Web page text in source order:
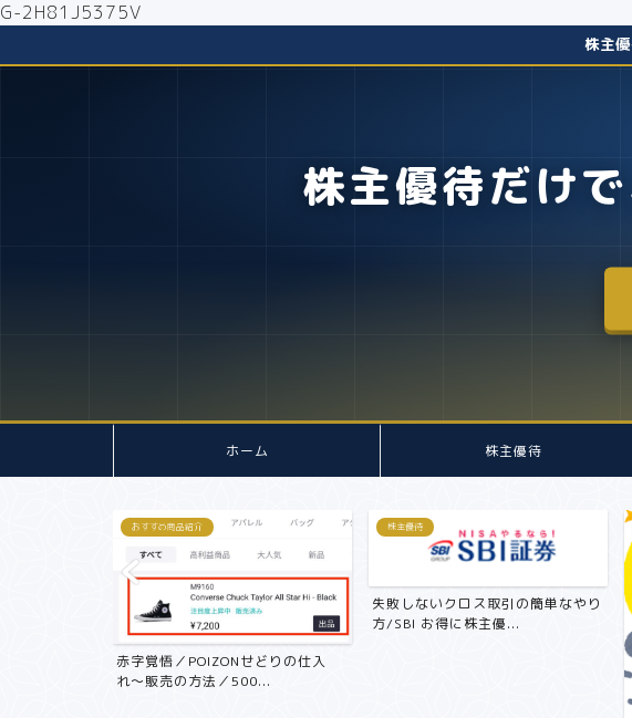
G-2H81J5375V
株主
株主優待だけ
ホーム 株主優待
おすすめ商品紹介
赤字覚悟／POIZONせどりの仕入
れ〜販売の方法／500...
株主優待
失敗しないクロス取引の簡単なやり
方/SBI お得に株主優...